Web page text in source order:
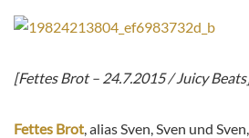
[Fettes Brot – 24.7.2015 / Juicy
Fettes Brot , alias Sven, Sven und